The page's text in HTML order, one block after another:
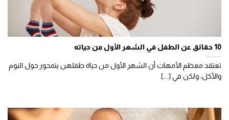
10 حقائق عن الطفل في الشهر الأول من حياته
تعتقد معظم الأمهات أن الشهر الأول من حياة طفلهن يتمحور حول النوم
والأكل، ولكن في [...]